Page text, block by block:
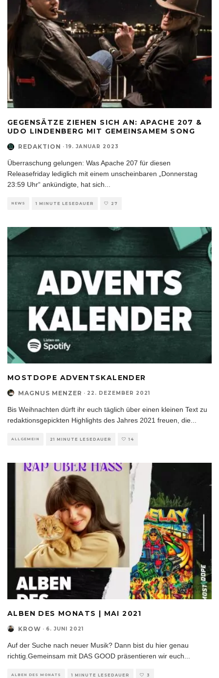
GEGENSÄTZE ZIEHEN SICH AN: APACHE 207 &
UDO LINDENBERG MIT GEMEINSAMEM SONG
REDAKTION · 19. JANUAR 2023
Überraschung gelungen: Was Apache 207 für diesen
Releasefriday lediglich mit einem unscheinbaren „Donnerstag
23:59 Uhr“ ankündigte, hat sich...
NEWS 1 MINUTE LESEDAUER 27
MOSTDOPE ADVENTSKALENDER
MAGNUS MENZER · 22. DEZEMBER 2021
Bis Weihnachten dürft ihr euch täglich über einen kleinen Text zu
redaktionsgepickten Highlights des Jahres 2021 freuen, die
ALLGEMEIN 21 MINUTE LESEDAUER 14
ALBEN DES MONATS | MAI 2021
KROW · 6. JUNI 2021
Auf der Suche nach neuer Musik? Dann bist du hier genau
richtig.Gemeinsam mit DAS GOOD präsentieren wir euch
ALBEN DES MONATS 1 MINUTE LESEDAUER 3